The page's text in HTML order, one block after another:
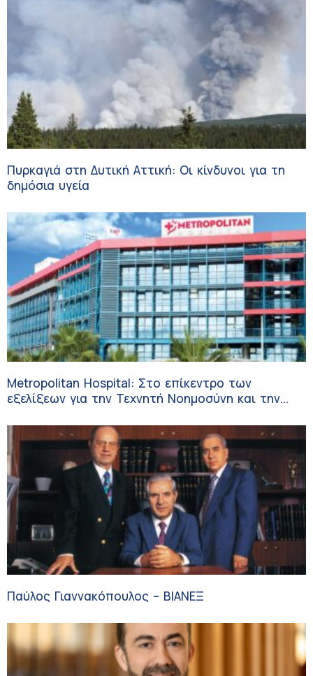
Πυρκαγιά στη Δυτική Αττική: Οι κίνδυνοι για τη
δημόσια υγεία
Metropolitan Hospital: Στο επίκεντρο των
εξελίξεων για την Τεχνητή Νοημοσύνη και την
Παύλος Γιαννακόπουλος – ΒΙΑΝΕΞ